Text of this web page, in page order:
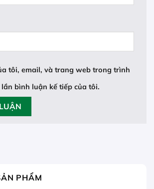
tôi, email, và trang web trong trình
bình luận kế tiếp của tôi.
PHẨM